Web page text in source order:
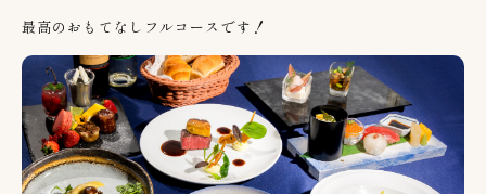
最高のおもてなしフルコースです！